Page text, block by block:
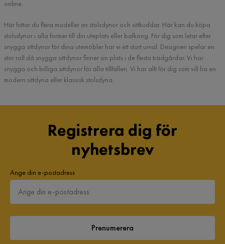
online.
Här hittar du flera modeller av stolsdynor och sittkuddar. Här kan du köpa
stolsdynor i alla former till din uteplats eller balkong. För dig som letar efter
snygga sittdynor för dina utemöbler har vi ett stort urval. Designen spelar en
stor roll då snygga sittdynor finner sin plats i de flesta trädgårdar. Vi har
snygga och billiga sittdynor för alla tillfällen. Vi har allt för dig som vill ha en
modern sittdyna eller klassisk stolsdyna.
Registrera dig för
nyhetsbrev
Ange din e-postadress
Prenumerera